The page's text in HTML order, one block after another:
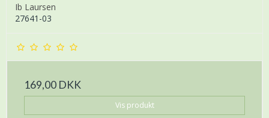
Ib Laursen
27641-03
169,00 DKK
Vis produkt